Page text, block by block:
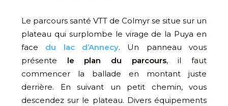
Le parcours santé VTT de Colmyr se situe sur un
plateau qui surplombe le virage de la Puya en
face du lac d’Annecy. Un panneau vous
présente le plan du parcours, il faut
commencer la ballade en montant juste
derrière. En suivant un petit chemin, vous
descendez sur le plateau. Divers équipements